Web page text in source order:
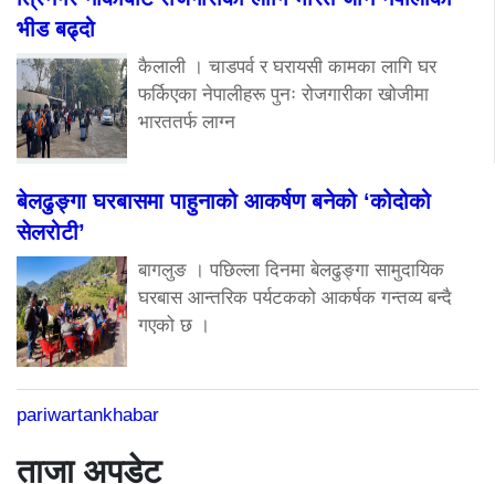
भीड बढ्दो
कैलाली । चाडपर्व र घरायसी कामका लागि घर
फर्किएका नेपालीहरू पुनः रोजगारीका खोजीमा
भारततर्फ लाग्न
बेलढुङ्गा घरबासमा पाहुनाको आकर्षण बनेको ‘कोदोको
सेलरोटी’
बागलुङ । पछिल्ला दिनमा बेलढुङ्गा सामुदायिक
घरबास आन्तरिक पर्यटकको आकर्षक गन्तव्य बन्दै
गएको छ ।
pariwartankhabar
ताजा अपडेट